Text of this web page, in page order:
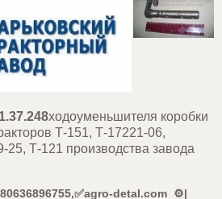
ходоуменьшителя коробки
Т-151, Т-17221-06,
Т-121 производства завода
detal.com ⚙️|